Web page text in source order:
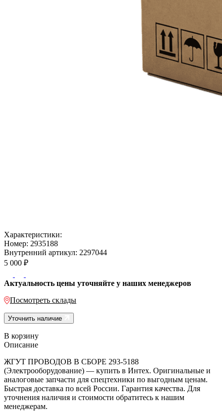
Характеристики:
Номер: 2935188
Внутренний артикул: 2297044
5 000 ₽
Актуальность цены уточняйте у наших менеджеров
Посмотреть склады
Уточнить наличие
В корзину
Описание
ЖГУТ ПРОВОДОВ В СБОРЕ 293-5188
(Электрооборудование) — купить в Интех. Оригинальные и
аналоговые запчасти для спецтехники по выгодным ценам.
Быстрая доставка по всей России. Гарантия качества. Для
уточнения наличия и стоимости обратитесь к нашим
менеджерам.